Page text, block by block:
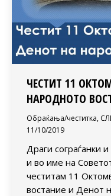
ЧЕСТИТ 11
НАРОДНОТО
Обраќања/честитка,
11/10/2019
Драги сограѓанки
и во име на
честитам 11
востание и Денот